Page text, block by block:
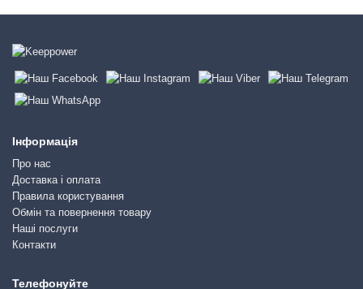
Інформація
Про нас
Доставка і оплата
Правила користування
Обмін та повернення товару
Наші послуги
Контакти
Телефонуйте